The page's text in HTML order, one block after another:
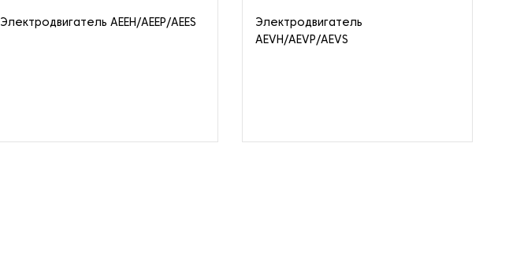
Электродвигатель AEEH/AEEP/AEES
Электродвигатель
AEVH/AEVP/AEVS